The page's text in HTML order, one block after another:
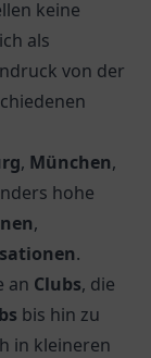
keine
als
von der
, München,
hohe
,
.
an Clubs, die
bis hin zu
in kleineren